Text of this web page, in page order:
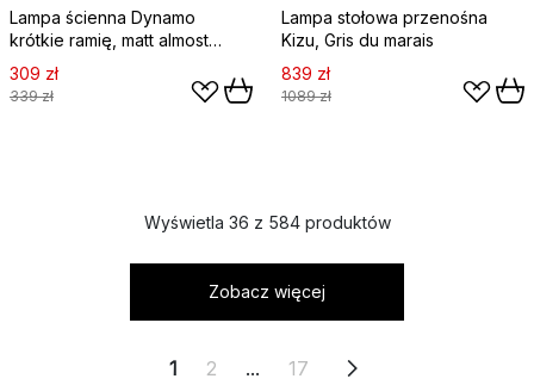
Lampa ścienna Dynamo
krótkie ramię, matt almost
black (szary)
309 zł
339 zł
Lampa stołowa przenośna
Kizu, Gris du marais
839 zł
1089 zł
Wyświetla 36 z 584 produktów
Zobacz więcej
1 2 ... 17